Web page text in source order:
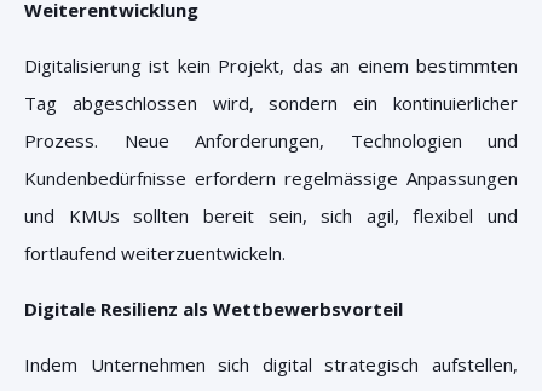
Weiterentwicklung
Digitalisierung ist kein Projekt, das an einem bestimmten
Tag abgeschlossen wird, sondern ein kontinuierlicher
Prozess. Neue Anforderungen, Technologien und
Kundenbedürfnisse erfordern regelmässige Anpassungen
und KMUs sollten bereit sein, sich agil, flexibel und
fortlaufend weiterzuentwickeln.
Digitale Resilienz als Wettbewerbsvorteil
Indem Unternehmen sich digital strategisch aufstellen,